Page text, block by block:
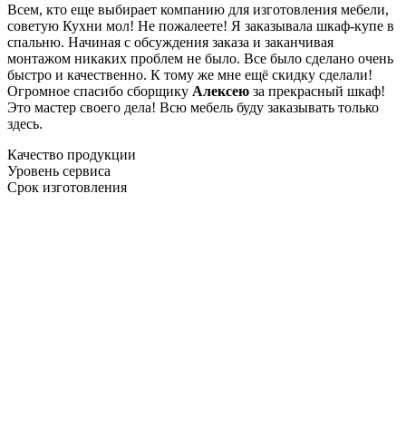
Всем, кто еще выбирает компанию для изготовления мебели,
советую Кухни мол! Не пожалеете! Я заказывала шкаф-купе в
спальню. Начиная с обсуждения заказа и заканчивая
монтажом никаких проблем не было. Все было сделано очень
быстро и качественно. К тому же мне ещё скидку сделали!
Огромное спасибо сборщику Алексею за прекрасный шкаф!
Это мастер своего дела! Всю мебель буду заказывать только
здесь.
Качество продукции
Уровень сервиса
Срок изготовления